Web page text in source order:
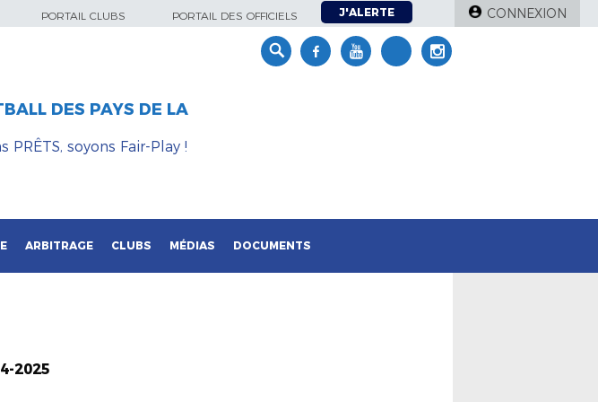
PORTAIL CLUBS PORTAIL DES OFFICIELS J'ALERTE CONNEXION
DES PAYS DE LA
PRÊTS, soyons Fair-Play !
ARBITRAGE CLUBS MÉDIAS DOCUMENTS
2025